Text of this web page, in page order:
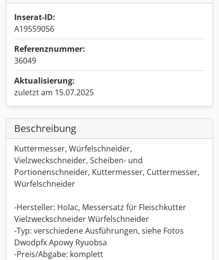
Inserat-ID:
A19559056
Referenznummer:
36049
Aktualisierung:
zuletzt am 15.07.2025
Beschreibung
Kuttermesser, Würfelschneider,
Vielzweckschneider, Scheiben- und
Portionenschneider, Kuttermesser, Cuttermesser,
Würfelschneider
-Hersteller: Holac, Messersatz für Fleischkutter
Vielzweckschneider Würfelschneider
-Typ: verschiedene Ausführungen, siehe Fotos
Dwodpfx Apowy Ryuobsa
-Preis/Abgabe: komplett